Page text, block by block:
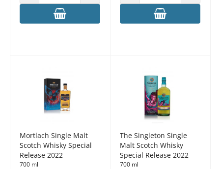
ANZAHL VERRINGERN ANZAHL ERHÖHENANZAHL VERRINGERN ANZAHL
Mortlach Single Malt
Scotch Whisky Special
Release 2022
700 ml
The Singleton Single
Malt Scotch Whisky
Special Release 2022
700 ml